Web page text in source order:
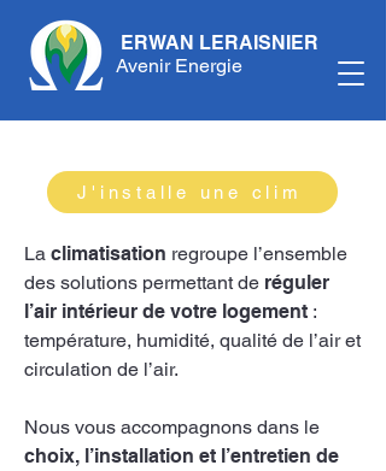
ERWAN LERAISNIER
Avenir Energie
J'installe une clim
La climatisation regroupe l’ensemble
des solutions permettant de réguler
l’air intérieur de votre logement :
température, humidité, qualité de l’air et
circulation de l’air.
Nous vous accompagnons dans le
choix, l’installation et l’entretien de